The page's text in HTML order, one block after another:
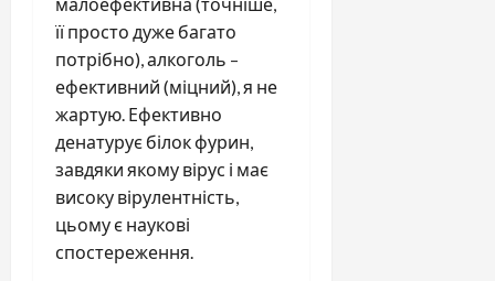
її просто дуже багато
потрібно), алкоголь –
ефективний (міцний), я не
жартую. Ефективно
денатурує білок фурин,
завдяки якому вірус і має
високу вірулентність,
цьому є наукові
спостереження.